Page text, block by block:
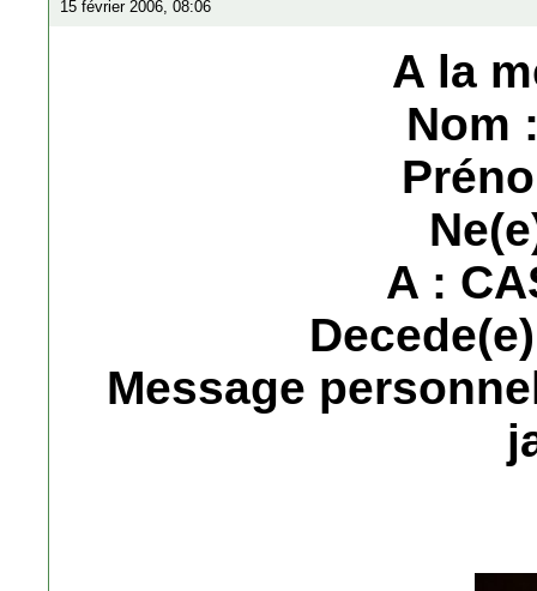
15 février 2006, 08:06
A la
Nom
A :
Message